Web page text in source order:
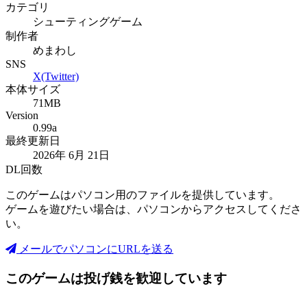
カテゴリ
シューティングゲーム
制作者
めまわし
SNS
X(Twitter)
本体サイズ
71MB
Version
0.99a
最終更新日
2026年 6月 21日
DL回数
このゲームはパソコン用のファイルを提供しています。
ゲームを遊びたい場合は、パソコンからアクセスしてくださ
い。
メールでパソコンにURLを送る
このゲームは投げ銭を歓迎しています